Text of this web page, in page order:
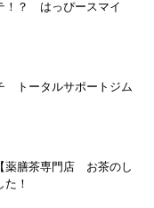
！？ はっぴースマイ
トータルサポートジム
薬膳茶専門店 お茶のし
！